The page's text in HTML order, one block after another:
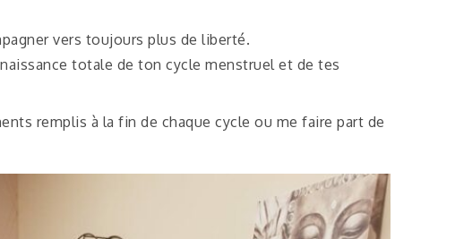
vers toujours plus de liberté.
totale de ton cycle menstruel et de tes
remplis à la fin de chaque cycle ou me faire part de